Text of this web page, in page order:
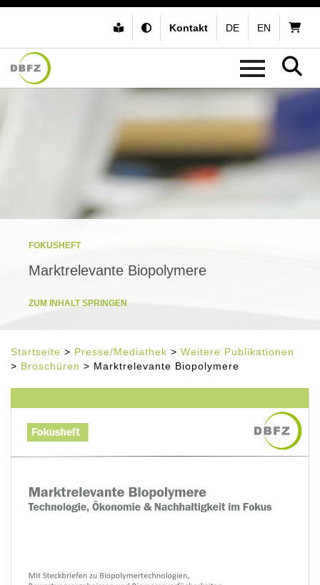
Kontakt DE EN
FOKUSHEFT
Marktrelevante Biopolymere
ZUM INHALT SPRINGEN
Startseite > Presse/Mediathek > Weitere Publikationen
> Broschüren > Marktrelevante Biopolymere